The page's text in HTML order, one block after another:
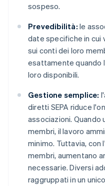
sospeso.
Prevedibilità: le
date specifiche in cui
sui conti dei loro
esattamente quando
loro disponibili.
Gestione semplice:
diretti SEPA riduce
associazioni. Quando
membri, il lavoro
minimo. Tuttavia, con
membri, aumentano
necessarie. Diversi
raggruppati in un